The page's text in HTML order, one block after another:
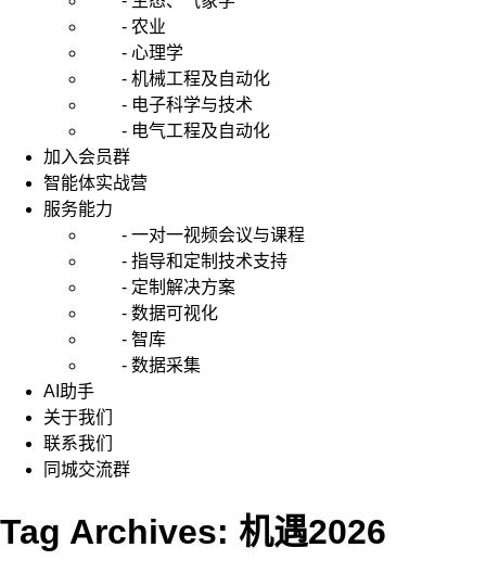
- 农业
- 心理学
- 机械工程及自动化
- 电子科学与技术
- 电气工程及自动化
加入会员群
智能体实战营
服务能力
- 一对一视频会议与课程
- 指导和定制技术支持
- 定制解决方案
- 数据可视化
- 智库
- 数据采集
AI助手
关于我们
联系我们
同城交流群
Tag Archives: 机遇2026